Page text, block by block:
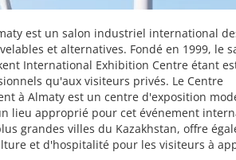
est un salon industriel international
et alternatives. Fondé en 1999, le
International Exhibition Centre étant
qu'aux visiteurs privés. Le Centre
à Almaty est un centre d'exposition
lieu approprié pour cet événement
grandes villes du Kazakhstan, offre
et d'hospitalité pour les visiteurs à